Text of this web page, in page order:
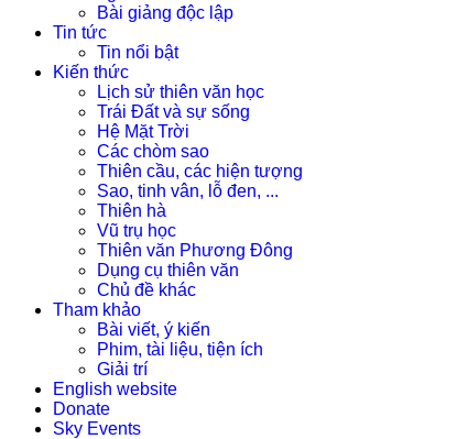
Bài giảng độc lập
Tin tức
Tin nổi bật
Kiến thức
Lịch sử thiên văn học
Trái Đất và sự sống
Hệ Mặt Trời
Các chòm sao
Thiên cầu, các hiện tượng
Sao, tinh vân, lỗ đen, ...
Thiên hà
Vũ trụ học
Thiên văn Phương Đông
Dụng cụ thiên văn
Chủ đề khác
Tham khảo
Bài viết, ý kiến
Phim, tài liệu, tiện ích
Giải trí
English website
Donate
Sky Events